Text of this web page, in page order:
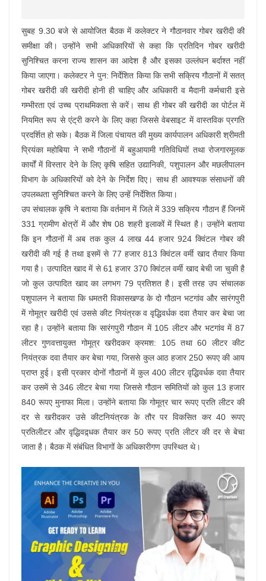
सुबह 9.30 बजे से आयोजित बैठक में कलेक्टर ने गौठानवार गोबर खरीदी की
समीक्षा की। उन्होंने सभी अधिकारियों से कहा कि प्रतिदिन गोबर खरीदी
सुनिश्चित करना राज्य शासन का आदेश है और इसका उल्लंघन बर्दाश्त नहीं
किया जाएगा। कलेक्टर ने पुन: निर्देशित किया कि सभी सक्रिय गौठानों में सतत्
गोबर खरीदी की खरीदी होनी ही चाहिए और अधिकारी व मैदानी कर्मचारी इसे
गम्भीरता एवं उच्च प्राथमिकता से करें। साथ ही गोबर की खरीदी का पोर्टल में
नियमित रूप से एंट्री करने के लिए कहा जिससे वेबसाइट में वास्तविक प्रगति
प्रदर्शित हो सके। बैठक में जिला पंचायत की मुख्य कार्यपालन अधिकारी श्रीमती
प्रियंका महोबिया ने सभी गौठानों में बहुआयामी गतिविधियों तथा रोजगारमूलक
कार्यों में विस्तार देने के लिए कृषि सहित उद्यानिकी, पशुपालन और मछलीपालन
विभाग के अधिकारियों को देने के निर्देश दिए। साथ ही आवश्यक संसाधनों की
उपलब्धता सुनिश्चित करने के लिए उन्हें निर्देशित किया।
उप संचालक कृषि ने बताया कि वर्तमान में जिले में 339 सक्रिय गौठान हैं जिनमें
331 ग्रामीण क्षेत्रों में और शेष 08 शहरी इलाकों में स्थित है। उन्होंने बताया
कि इन गौठानों में अब तक कुल 4 लाख 44 हजार 924 क्विंटल गोबर की
खरीदी की गई है तथा इसमें से 77 हजार 813 क्विंटल वर्मी खाद तैयार किया
गया है। उत्पादित खाद में से 61 हजार 370 क्विंटल वर्मी खाद बेची जा चुकी है
जो कुल उत्पादित खाद का लगभग 79 प्रतिशत है। इसी तरह उप संचालक
पशुपालन ने बताया कि धमतरी विकासखण्ड के दो गौठान भटगांव और सारंगपुरी
में गोमूत्र खरीदी एवं उससे कीट नियंत्रक व वृद्धिवर्धक दवा तैयार कर बेचा जा
रहा है। उन्होंने बताया कि सारंगपुरी गौठान में 105 लीटर और भटगांव में 87
लीटर गुणवत्तायुक्त गोमूत्र खरीदकर क्रमश: 105 तथा 60 लीटर कीट
नियंत्रक दवा तैयार कर बेचा गया, जिससे कुल आठ हजार 250 रूपए की आय
प्राप्त हुई। इसी प्रकार दोनों गौठानों में कुल 400 लीटर वृद्धिवर्धक दवा तैयार
कर उसमें से 346 लीटर बेचा गया जिससे गौठान समितियों को कुल 13 हजार
840 रूपए मुनाफा मिला। उन्होंने बताया कि गोमूत्र चार रूपए प्रति लीटर की
दर से खरीदकर उसे कीटनियंत्रक के तौर पर विकसित कर 40 रूपए
प्रतिलीटर और वृद्धिवद्र्धक तैयार कर 50 रूपए प्रति लीटर की दर से बेचा
जाता है। बैठक में संबंधित विभागों के अधिकारीगण उपस्थित थे।